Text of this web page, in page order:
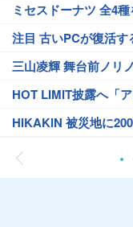
ミセスドーナツ 全4
注目 古いPCが復活す
三山凌輝 舞台前ノリ
HOT LIMIT披露へ「ア
HIKAKIN 被災地に